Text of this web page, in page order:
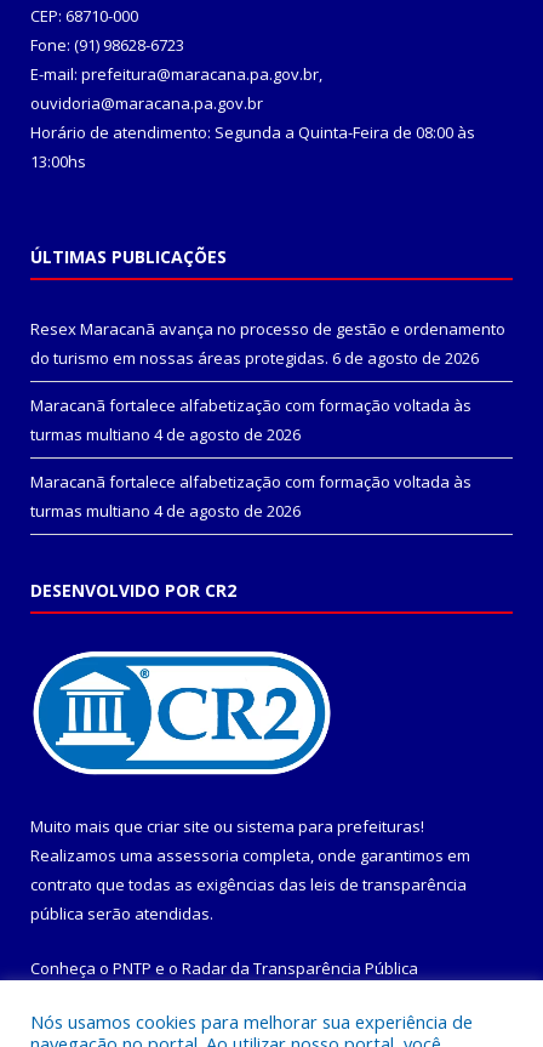
CEP: 68710-000
Fone: (91) 98628-6723
E-mail: prefeitura@maracana.pa.gov.br,
ouvidoria@maracana.pa.gov.br
Horário de atendimento: Segunda a Quinta-Feira de 08:00 às
13:00hs
ÚLTIMAS PUBLICAÇÕES
Resex Maracanã avança no processo de gestão e ordenamento
do turismo em nossas áreas protegidas. 6 de agosto de 2026
Maracanã fortalece alfabetização com formação voltada às
turmas multiano 4 de agosto de 2026
Maracanã fortalece alfabetização com formação voltada às
turmas multiano 4 de agosto de 2026
DESENVOLVIDO POR CR2
Muito mais que criar site ou sistema para prefeituras!
Realizamos uma assessoria completa, onde garantimos em
contrato que todas as exigências das leis de transparência
pública serão atendidas.
Conheça o PNTP e o Radar da Transparência Pública
Nós usamos cookies para melhorar sua experiência de